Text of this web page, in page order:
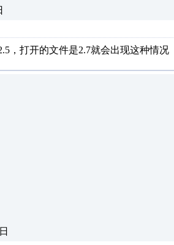
，打开的文件是2.7就会出现这种情况